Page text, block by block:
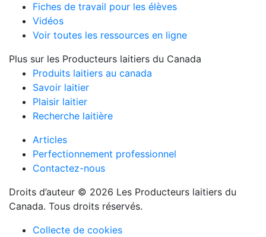
Fiches de travail pour les élèves
Vidéos
Voir toutes les ressources en ligne
Plus sur les Producteurs laitiers du Canada
Produits laitiers au canada
Savoir laitier
Plaisir laitier
Recherche laitière
Droits d’auteur © 2026 Les Producteurs laitiers du
Canada. Tous droits réservés.
Collecte de cookies
Articles
Perfectionnement professionnel
Contactez-nous